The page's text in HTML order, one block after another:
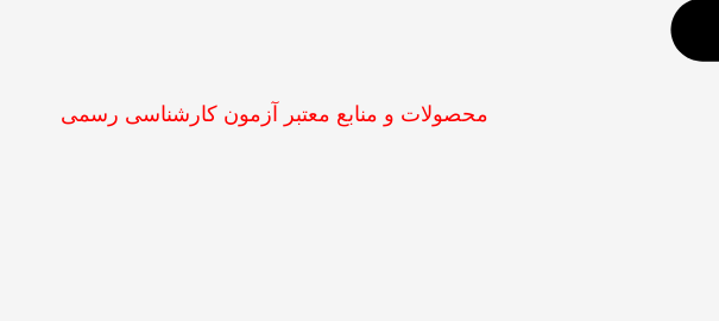
محصولات و منابع معتبر آزمون کارشناسی رسمی